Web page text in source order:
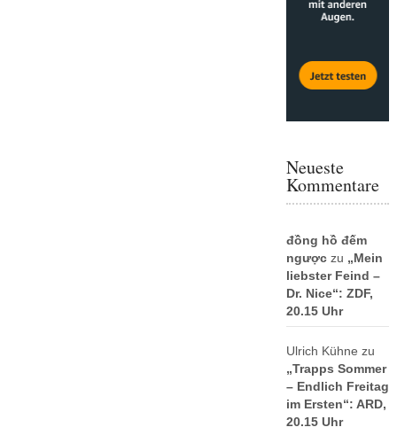
Neueste
Kommentare
đồng hồ đếm
ngượczu „Mein
liebster Feind –
Dr. Nice“: ZDF,
20.15 Uhr
Ulrich Kühne zu
„Trapps Sommer
– Endlich Freitag
im Ersten“: ARD,
20.15 Uhr